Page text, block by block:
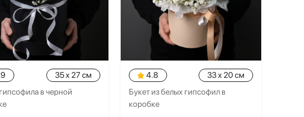
35 x 27 см
в черной
4.8
33 x 20 см
Букет из белых гипсофил в
коробке